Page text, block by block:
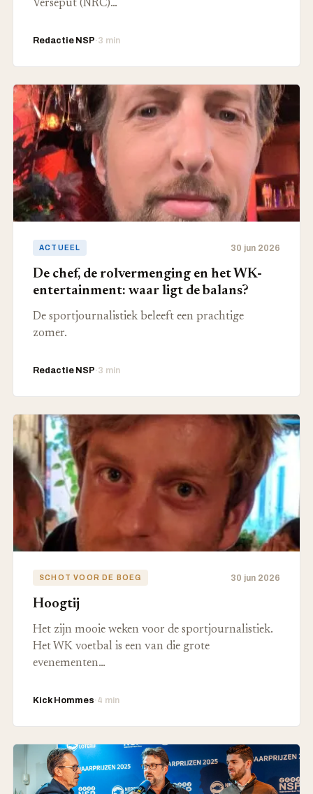
Verseput (NRC)…
Redactie NSP·3 min
ACTUEEL 30 jun 2026
De chef, de rolvermenging en het WK-
entertainment: waar ligt de balans?
De sportjournalistiek beleeft een prachtige
zomer.
Redactie NSP·3 min
SCHOT VOOR DE BOEG 30 jun 2026
Hoogtij
Het zijn mooie weken voor de sportjournalistiek.
Het WK voetbal is een van die grote
evenementen…
Kick Hommes·4 min